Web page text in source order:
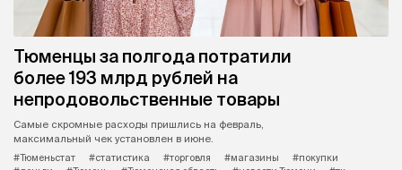
Тюменцы за полгода потратили
более 193 млрд рублей на
непродовольственные товары
Самые скромные расходы пришлись на февраль,
максимальный чек установлен в июне.
#Тюменьстат
#статистика #торговля #магазины
#покупки